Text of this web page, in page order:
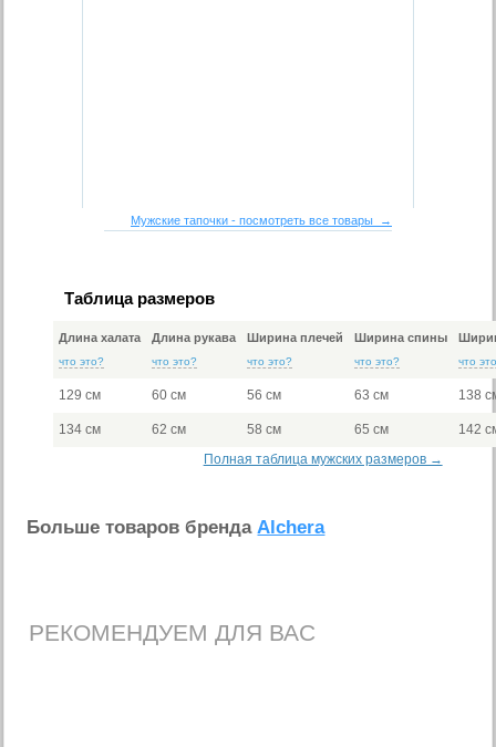
Мужские тапочки - посмотреть все товары →
Таблица размеров
Длина халата
что это?
Длина рукава
что это?
Ширина плечей
что это?
Ширина спины
что это? что
129 см 60 см 56 см 63 см 138
134 см 62 см 58 см 65 см
142
Полная таблица мужских размеров →
Больше товаров брендаAlchera
РЕКОМЕНДУЕМ ДЛЯ ВАС